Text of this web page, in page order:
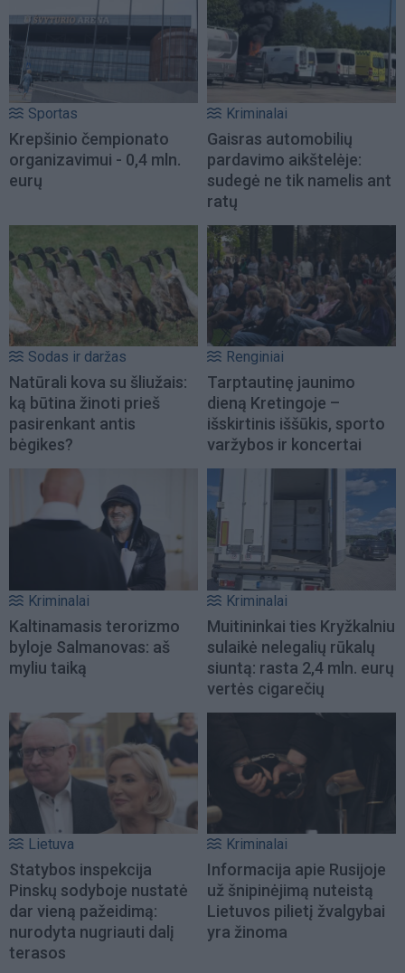
Sportas
Krepšinio čempionato
organizavimui - 0,4 mln.
eurų
Kriminalai
Gaisras automobilių
pardavimo aikštelėje:
sudegė ne tik namelis ant
ratų
Sodas ir daržas
Natūrali kova su šliužais:
ką būtina žinoti prieš
pasirenkant antis
bėgikes?
Renginiai
Tarptautinę jaunimo
dieną Kretingoje –
išskirtinis iššūkis, sporto
varžybos ir koncertai
Kriminalai
Kaltinamasis terorizmo
byloje Salmanovas: aš
myliu taiką
Kriminalai
Muitininkai ties Kryžkalniu
sulaikė nelegalių rūkalų
siuntą: rasta 2,4 mln. eurų
vertės cigarečių
Lietuva
Statybos inspekcija
Pinskų sodyboje nustatė
dar vieną pažeidimą:
nurodyta nugriauti dalį
terasos
Kriminalai
Informacija apie Rusijoje
už šnipinėjimą nuteistą
Lietuvos pilietį žvalgybai
yra žinoma